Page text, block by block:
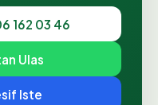
162 03 46
Ulas
Iste